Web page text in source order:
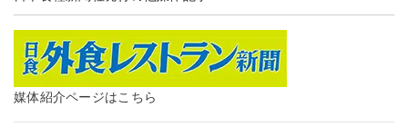
媒体紹介ページはこちら